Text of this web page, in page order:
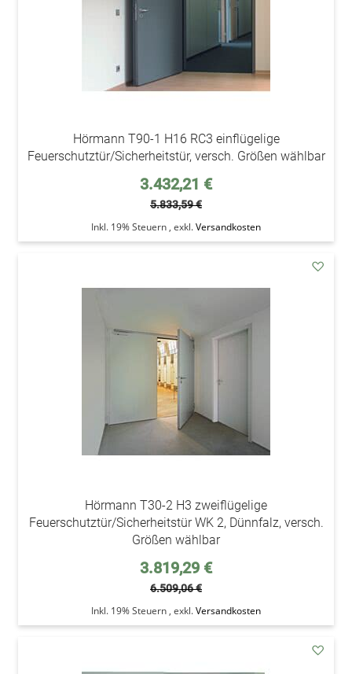
Hörmann T90-1 H16 RC3 einflügelige
Feuerschutztür/Sicherheitstür, versch. Größen wählbar
Sonderpreis
3.432,21 €
5.833,59 €
Inkl. 19% Steuern , exkl.Versandkosten
Hörmann T30-2 H3 zweiflügelige
Feuerschutztür/Sicherheitstür WK 2, Dünnfalz, versch.
Größen wählbar
Sonderpreis
3.819,29 €
6.509,06 €
Inkl. 19% Steuern , exkl.Versandkosten